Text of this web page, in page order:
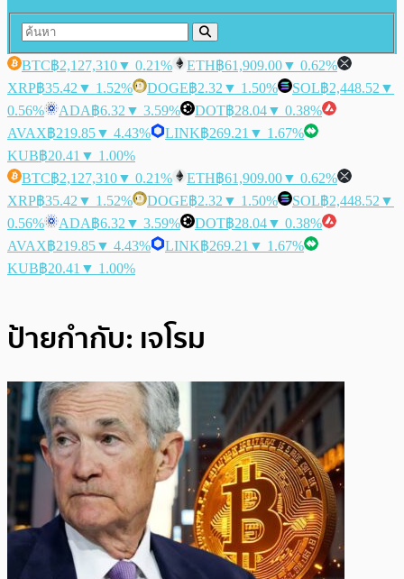
BTC฿2,127,310▼ 0.21% ETH฿61,909.00▼ 0.62%
XRP฿35.42 ▼ 1.52% DOGE฿2.32 ▼ 1.50% SOL฿2,448.52 ▼
0.56%
ADA฿6.32 ▼ 3.59% DOT฿28.04▼ 0.38%
AVAX฿219.85▼ 4.43% LINK฿269.21 ▼ 1.67%
KUB฿20.41 ▼ 1.00%
BTC฿2,127,310▼ 0.21% ETH฿61,909.00▼ 0.62%
XRP฿35.42 ▼ 1.52% DOGE฿2.32 ▼ 1.50% SOL฿2,448.52 ▼
0.56%
ADA฿6.32 ▼ 3.59% DOT฿28.04▼ 0.38%
AVAX฿219.85▼ 4.43% LINK฿269.21 ▼ 1.67%
KUB฿20.41 ▼ 1.00%
ป้ายกำกับ: เจโรม